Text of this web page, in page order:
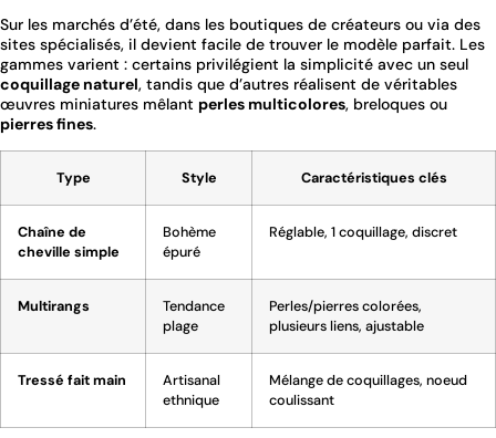
Sur les marchés d’été, dans les boutiques de créateurs ou via des
sites spécialisés, il devient facile de trouver le modèle parfait. Les
gammes varient : certains privilégient la simplicité avec un seul
coquillage naturel, tandis que d’autres réalisent de véritables
œuvres miniatures mêlant perles multicolores, breloques ou
pierres fines.
Type Style Caractéristiques clés
Chaîne de
cheville simple
Bohème
épuré
Réglable, 1 coquillage, discret
Multirangs
Tendance
plage
Perles/pierres colorées,
plusieurs liens, ajustable
Tressé fait main
Artisanal
ethnique
Mélange de coquillages, noeud
coulissant